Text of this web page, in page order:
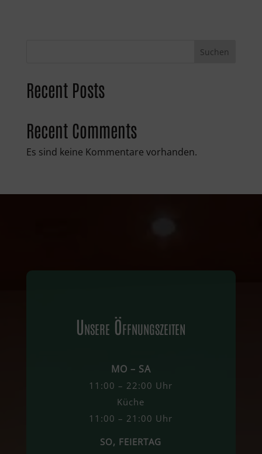
Suchen
Recent Posts
Recent Comments
Es sind keine Kommentare vorhanden.
Unsere Öffnungszeiten
MO – SA
11:00 – 22:00 Uhr
Küche
11:00 – 21:00 Uhr
SO, FEIERTAG